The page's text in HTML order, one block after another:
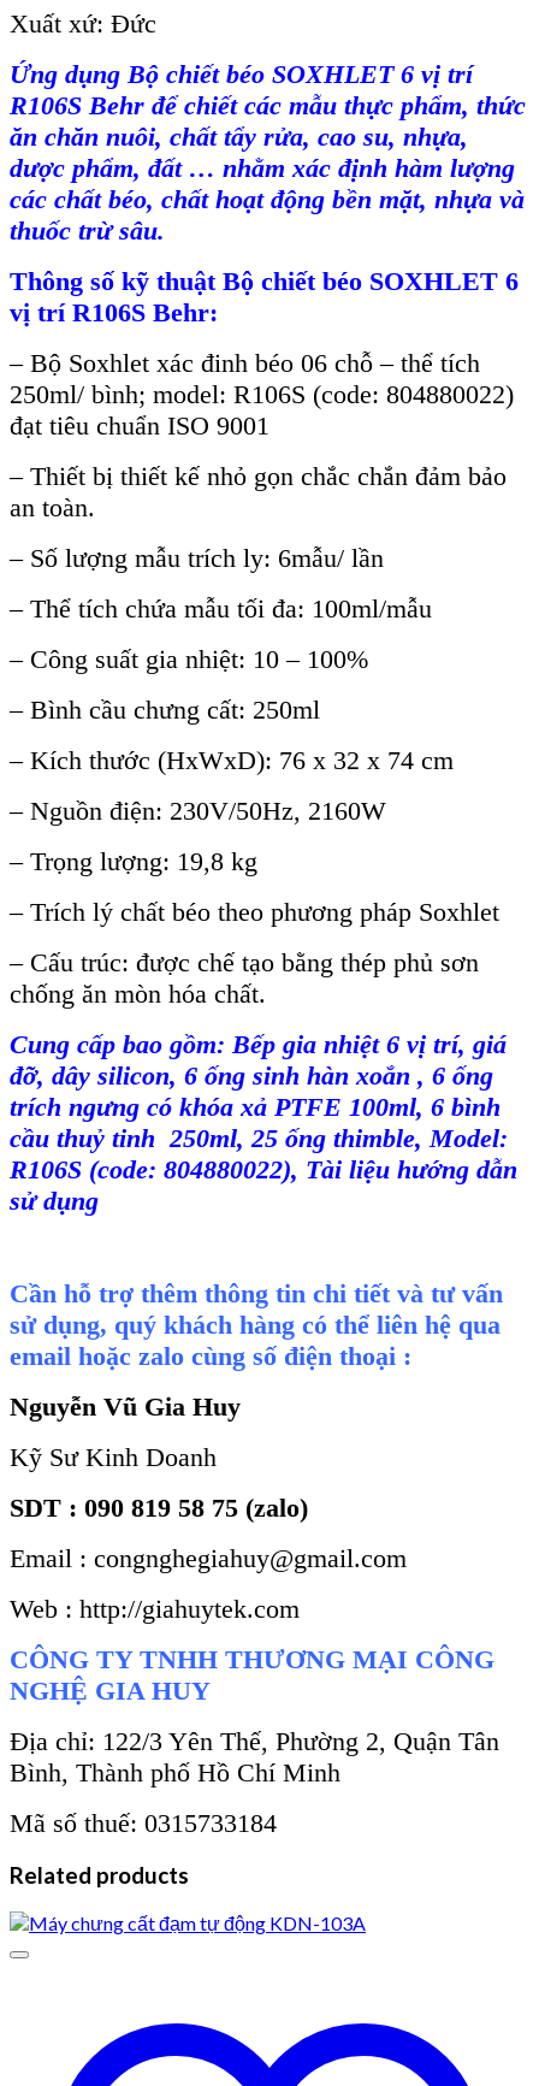
Xuất xứ: Đức
Ứng dụng Bộ chiết béo SOXHLET 6 vị trí
R106S Behr để chiết các mẫu thực phẩm, thức
ăn chăn nuôi, chất tẩy rửa, cao su, nhựa,
dược phẩm, đất … nhằm xác định hàm lượng
các chất béo, chất hoạt động bền mặt, nhựa và
thuốc trừ sâu.
Thông số kỹ thuậtBộ chiết béo SOXHLET 6
vị trí R106S Behr:
– Bộ Soxhlet xác đinh béo 06 chỗ – thể tích
250ml/ bình; model: R106S (code: 804880022)
đạt tiêu chuẩn ISO 9001
– Thiết bị thiết kế nhỏ gọn chắc chắn đảm bảo
an toàn.
– Số lượng mẫu trích ly: 6mẫu/ lần
– Thể tích chứa mẫu tối đa: 100ml/mẫu
– Công suất gia nhiệt: 10 – 100%
– Bình cầu chưng cất: 250ml
– Kích thước (HxWxD): 76 x 32 x 74 cm
– Nguồn điện: 230V/50Hz, 2160W
– Trọng lượng: 19,8 kg
– Trích lý chất béo theo phương pháp Soxhlet
– Cấu trúc: được chế tạo bằng thép phủ sơn
chống ăn mòn hóa chất.
Cung cấp bao gồm: Bếp gia nhiệt 6 vị trí, giá
đỡ, dây silicon, 6 ống sinh hàn xoắn , 6 ống
trích ngưng có khóa xả PTFE 100ml, 6 bình
cầu thuỷ tinh 250ml, 25 ống thimble, Model:
R106S (code: 804880022), Tài liệu hướng dẫn
sử dụng
Cần hỗ trợ thêm thông tin chi tiết và tư vấn
sử dụng, quý khách hàng có thể liên hệ qua
email hoặc zalo cùng số điện thoại :
Nguyễn Vũ Gia Huy
Kỹ Sư Kinh Doanh
SDT : 090 819 58 75 (zalo)
Email : congnghegiahuy@gmail.com
Web : http://giahuytek.com
CÔNG TY TNHH THƯƠNG MẠI CÔNG
NGHỆ GIA HUY
Địa chỉ: 122/3 Yên Thế, Phường 2, Quận Tân
Bình, Thành phố Hồ Chí Minh
Mã số thuế: 0315733184
Related products